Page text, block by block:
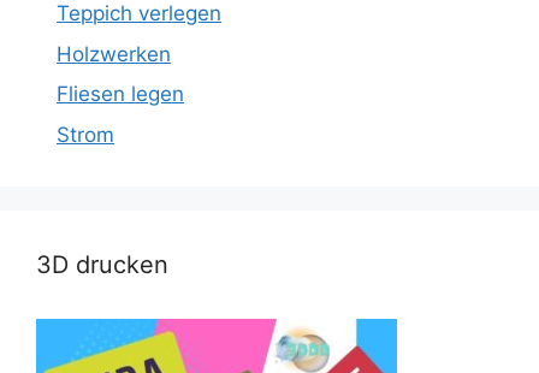
Teppich verlegen
Holzwerken
Fliesen legen
Strom
3D drucken